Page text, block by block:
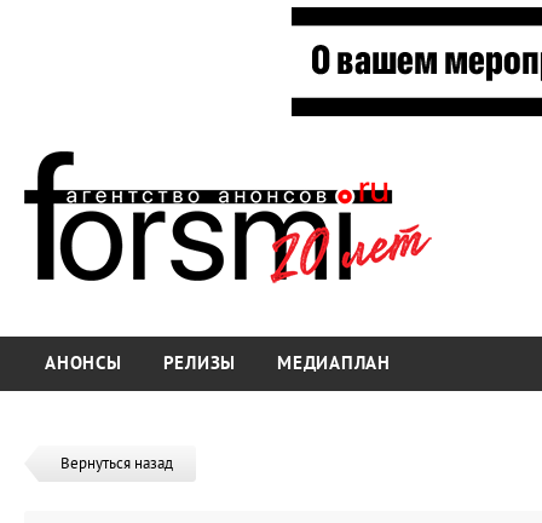
АНОНСЫ РЕЛИЗЫ МЕДИАПЛАН
Вернуться назад